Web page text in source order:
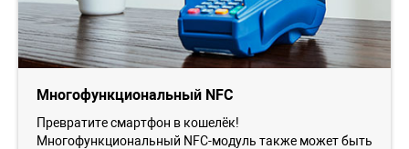
Многофункциональный NFC
Превратите смартфон в кошелёк!
Многофункциональный NFC-модуль также может быть